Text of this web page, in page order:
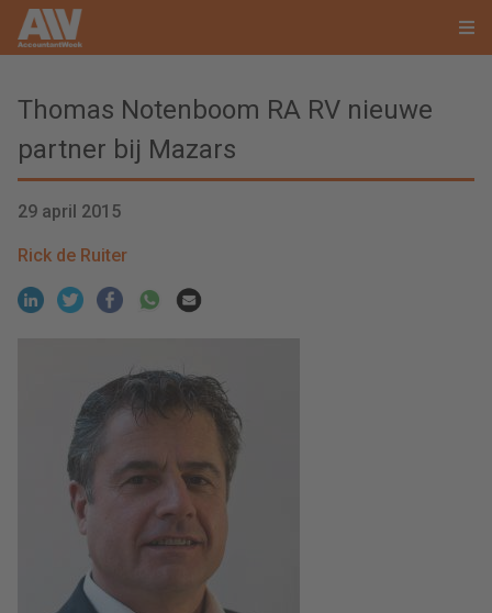
Thomas Notenboom RA RV nieuwe
partner bij Mazars
29 april 2015
Rick de Ruiter